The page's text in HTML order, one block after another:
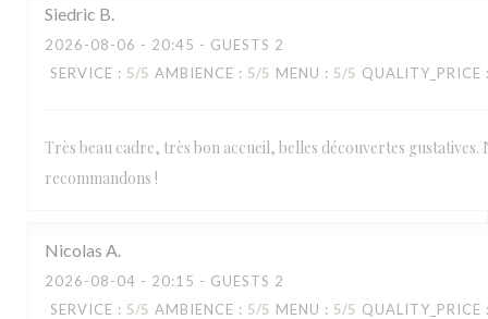
Siedric B
2026-08-06 - 20:45 - GUESTS 2
SERVICE : 5/5 AMBIENCE : 5/5 MENU : 5/5 QUALITY_PRICE
Très beau cadre, très bon accueil, belles découvertes gustatives.
recommandons !
Nicolas A
2026-08-04 - 20:15 - GUESTS 2
SERVICE : 5/5 AMBIENCE : 5/5 MENU : 5/5 QUALITY_PRICE